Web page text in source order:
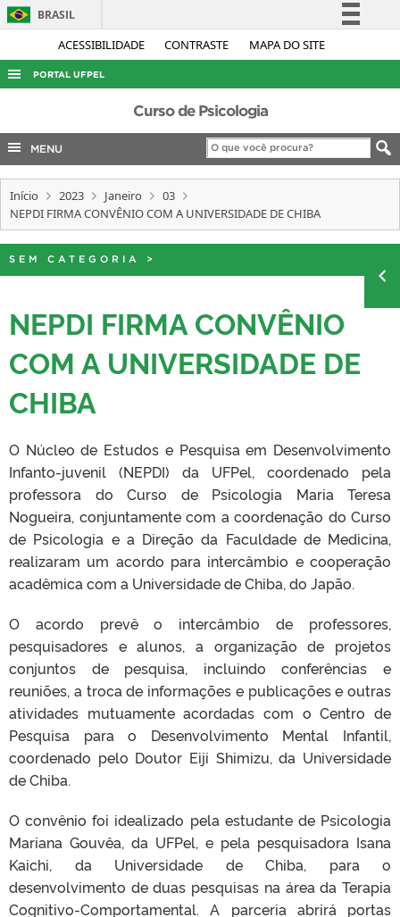
ACESSIBILIDADE CONTRASTE MAPA DO SITE
BRASIL
Simplifique!
Acesso à informação
Legislação
Canais
PORTAL UFPEL
ACESSO À INFORMAÇÃO
AUDITORIA
COBALTO
CONCURSOS
INTERNACIONAL
PORTARIAS
Curso de Psicologia
MENU
Início 2023 Janeiro
03
NEPDI FIRMA CONVÊNIO COM A UNIVERSIDADE DE CHIBA
SEM CATEGORIA >
NEPDI FIRMA CONVÊNIO
COM A UNIVERSIDADE DE
CHIBA
O Núcleo de Estudos e Pesquisa em Desenvolvimento
Infanto-juvenil (NEPDI) da UFPel, coordenado pela
professora do Curso de Psicologia Maria Teresa
Nogueira, conjuntamente com a coordenação do Curso
de Psicologia e a Direção da Faculdade de Medicina,
realizaram um acordo para intercâmbio e cooperação
acadêmica com a Universidade de Chiba, do Japão.
O acordo prevê o intercâmbio de professores,
pesquisadores e alunos, a organização de projetos
conjuntos de pesquisa, incluindo conferências e
reuniões, a troca de informações e publicações e outras
atividades mutuamente acordadas com o Centro de
Pesquisa para o Desenvolvimento Mental Infantil,
coordenado pelo Doutor Eiji Shimizu, da Universidade
de Chiba.
O convênio foi idealizado pela estudante de Psicologia
Mariana Gouvêa, da UFPel, e pela pesquisadora Isana
Kaichi, da Universidade de Chiba, para o
desenvolvimento de duas pesquisas na área da Terapia
Cognitivo-Comportamental. A parceria abrirá portas